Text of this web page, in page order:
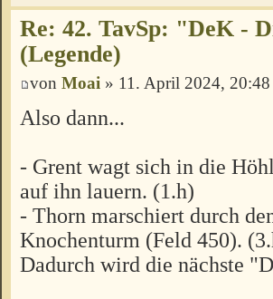
Re: 42. TavSp: "DeK -
(Legende)
von Moai » 11. April 2024, 20:48
Also dann...
- Grent wagt sich in die
auf ihn lauern. (1.h)
- Thorn marschiert durch
Knochenturm (Feld 450).
Dadurch wird die nächste